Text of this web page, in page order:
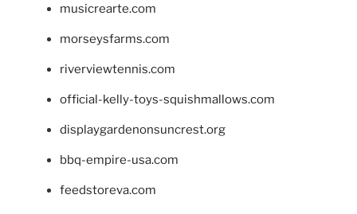
musicrearte.com
morseysfarms.com
riverviewtennis.com
official-kelly-toys-squishmallows.com
displaygardenonsuncrest.org
bbq-empire-usa.com
feedstoreva.com